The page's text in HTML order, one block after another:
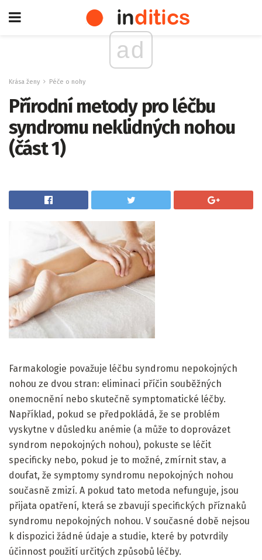
ad
Krása ženy Péče o nohy
Přírodní metody pro léčbu
syndromu neklidných nohou
(část 1)
Farmakologie považuje léčbu syndromu nepokojných
nohou ze dvou stran: eliminaci příčin souběžných
onemocnění nebo skutečně symptomatické léčby.
Například, pokud se předpokládá, že se problém
vyskytne v důsledku anémie (a může to doprovázet
syndrom nepokojných nohou), pokuste se léčit
specificky nebo, pokud je to možné, zmírnit stav, a
doufat, že symptomy syndromu nepokojných nohou
současně zmizí. A pokud tato metoda nefunguje, jsou
přijata opatření, která se zbavují specifických příznaků
syndromu nepokojných nohou. V současné době nejsou
k dispozici žádné údaje a studie, které by potvrdily
účinnost použití určitých způsobů léčby.